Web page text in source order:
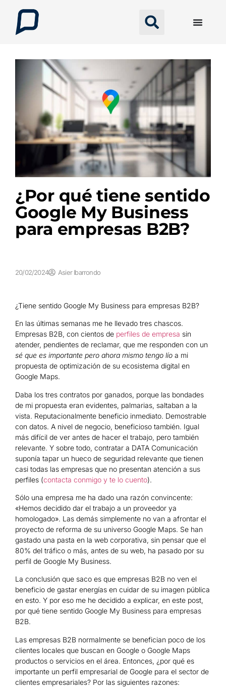
¿Por qué tiene sentido
Google My Business
para empresas B2B?
20/02/2024 Asier Ibarrondo
¿Tiene sentido Google My Business para empresas B2B?
En las últimas semanas me he llevado tres chascos.
Empresas B2B, con cientos de perfiles de empresa sin
atender, pendientes de reclamar, que me responden con un
sé que es importante pero ahora mismo tengo lío a mi
propuesta de optimización de su ecosistema digital en
Google Maps.
Daba los tres contratos por ganados, porque las bondades
de mi propuesta eran evidentes, palmarias, saltaban a la
vista. Reputacionalmente beneficio inmediato. Demostrable
con datos. A nivel de negocio, beneficioso también. Igual
más difícil de ver antes de hacer el trabajo, pero también
relevante. Y sobre todo, contratar a DATA Comunicación
suponía tapar un hueco de seguridad relevante que tienen
casi todas las empresas que no presentan atención a sus
perfiles (contacta conmigo y te lo cuento).
Sólo una empresa me ha dado una razón convincente:
«Hemos decidido dar el trabajo a un proveedor ya
homologado». Las demás simplemente no van a afrontar el
proyecto de reforma de su universo Google Maps. Se han
gastado una pasta en la web corporativa, sin pensar que el
80% del tráfico o más, antes de su web, ha pasado por su
perfil de Google My Business.
La conclusión que saco es que empresas B2B no ven el
beneficio de gastar energías en cuidar de su imagen pública
en esto. Y por eso me he decidido a explicar, en este post,
por qué tiene sentido Google My Business para empresas
B2B.
Las empresas B2B normalmente se benefician poco de los
clientes locales que buscan en Google o Google Maps
productos o servicios en el área. Entonces, ¿por qué es
importante un perfil empresarial de Google para el sector de
clientes empresariales? Por las siguientes razones: